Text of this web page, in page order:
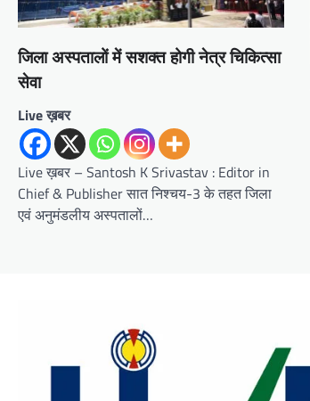
जिला अस्पतालों में सशक्त होगी नेत्र चिकित्सा
सेवा
Live ख़बर
Live ख़बर – Santosh K Srivastav : Editor in
Chief & Publisher सात निश्चय-3 के तहत जिला
एवं अनुमंडलीय अस्पतालों…